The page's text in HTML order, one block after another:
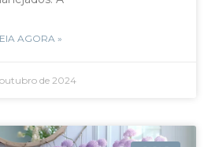
AGORA »
de 2024